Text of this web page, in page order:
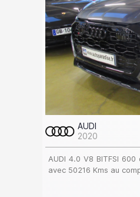
AUDI
2020
AUDI 4.0 V8 BITFSI 600
avec 50216 Kms au